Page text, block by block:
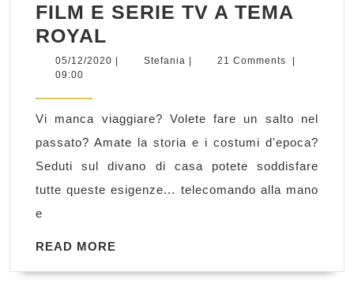
FILM E SERIE TV A TEMA
ROYAL
E
A
TEMA
ROYAL
05/12/2020 05/12/2020
Stefania Stefania21 Comments
09:00
Vi manca viaggiare? Volete fare un salto nel
passato? Amate la storia e i costumi d'epoca?
Seduti sul divano di casa potete soddisfare
tutte queste esigenze... telecomando alla mano
e
READ MORE